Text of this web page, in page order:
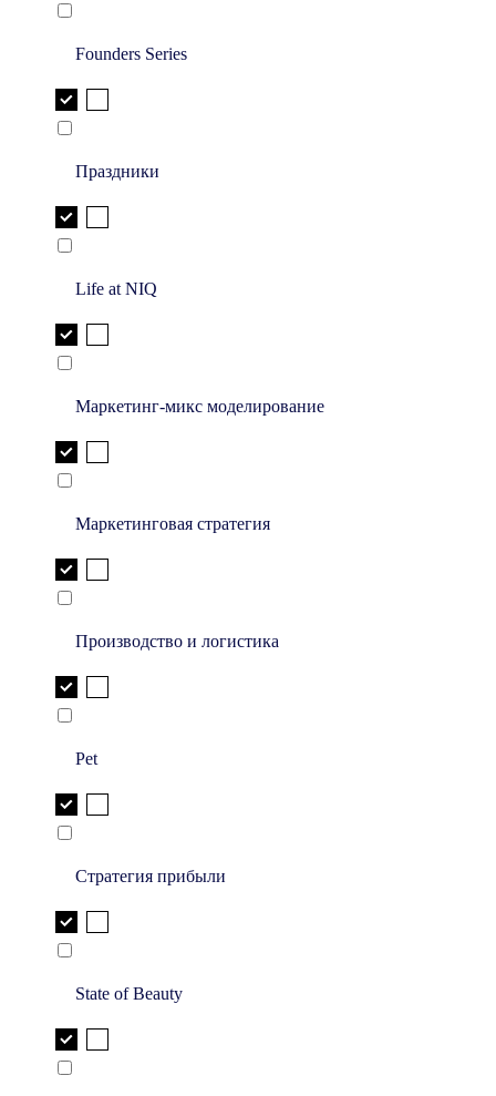
Founders Series
Праздники
Life at NIQ
Маркетинг-микс моделирование
Маркетинговая стратегия
Производство и логистика
Pet
Стратегия прибыли
State of Beauty